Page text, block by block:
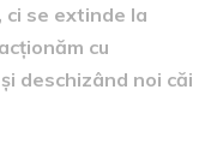
ci se extinde la
cu
deschizând noi căi